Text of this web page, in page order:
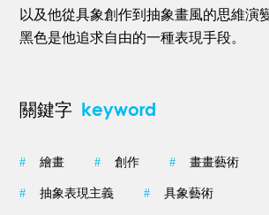
以及他從具象創作到抽象畫風的思維演
黑色是他追求自由的一種表現手段。
關鍵字 keyword
# 繪畫 # 創作 # 畫畫藝術
# 抽象表現主義 # 具象藝術